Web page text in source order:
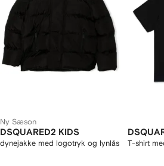
Ny Sæson
DSQUARED2 KIDS
dynejakke med logotryk og lynlås T-shirt